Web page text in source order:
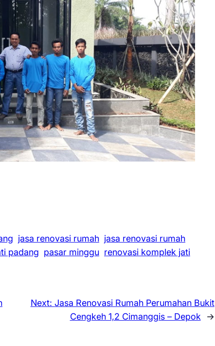
jasa renovasi rumah jasa renovasi rumah
padang pasar minggu renovasi komplek jati
Next: Jasa Renovasi Rumah Perumahan Bukit
Cengkeh 1,2 Cimanggis – Depok
→